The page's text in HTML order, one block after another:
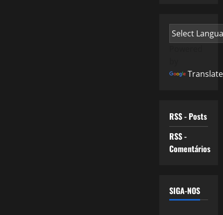
Translate
RSS - Posts
RSS -
Comentários
SIGA-NOS